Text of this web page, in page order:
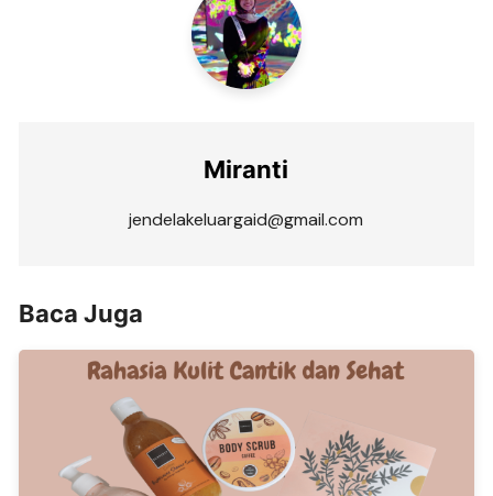
Miranti
jendelakeluargaid@gmail.com
Baca Juga